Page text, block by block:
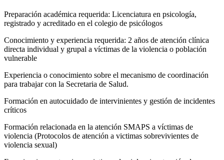
Preparación académica requerida: Licenciatura en psicología,
registrado y acreditado en el colegio de psicólogos
Conocimiento y experiencia requerida: 2 años de atención clínica
directa individual y grupal a víctimas de la violencia o población
vulnerable
Experiencia o conocimiento sobre el mecanismo de coordinación
para trabajar con la Secretaria de Salud.
Formación en autocuidado de intervinientes y gestión de incidentes
críticos
Formación relacionada en la atención SMAPS a víctimas de
violencia (Protocolos de atención a victimas sobrevivientes de
violencia sexual)